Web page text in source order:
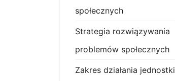
społecznych
Strategia rozwiązywania
problemów społecznych
Zakres działania jednostki